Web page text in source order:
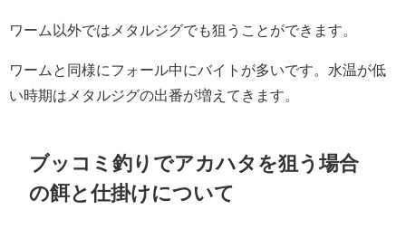
ワーム以外ではメタルジグでも狙うことができます。
ワームと同様にフォール中にバイトが多いです。水温が低
い時期はメタルジグの出番が増えてきます。
ブッコミ釣りでアカハタを狙う場合
の餌と仕掛けについて